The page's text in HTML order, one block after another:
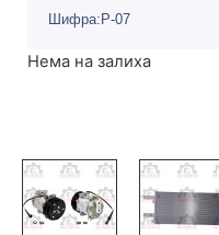
Шифра:P-07
Нема на залиха